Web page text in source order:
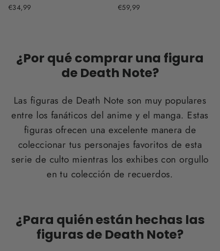
€34,99 €59,99
¿Por qué comprar una figura
de Death Note?
Las figuras de Death Note son muy populares
entre los fanáticos del anime y el manga. Estas
figuras ofrecen una excelente manera de
coleccionar tus personajes favoritos de esta
serie de culto mientras los exhibes con orgullo
en tu colección de recuerdos.
¿Para quién están hechas las
figuras de Death Note?